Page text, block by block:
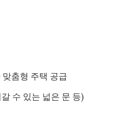
춤형 주택 공급
수 있는 넓은 문 등)